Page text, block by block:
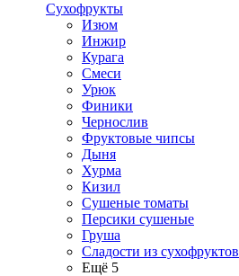
Сухофрукты
Изюм
Инжир
Курага
Смеси
Урюк
Финики
Чернослив
Фруктовые чипсы
Дыня
Хурма
Кизил
Сушеные томаты
Персики сушеные
Груша
Сладости из сухофруктов
Ещё 5